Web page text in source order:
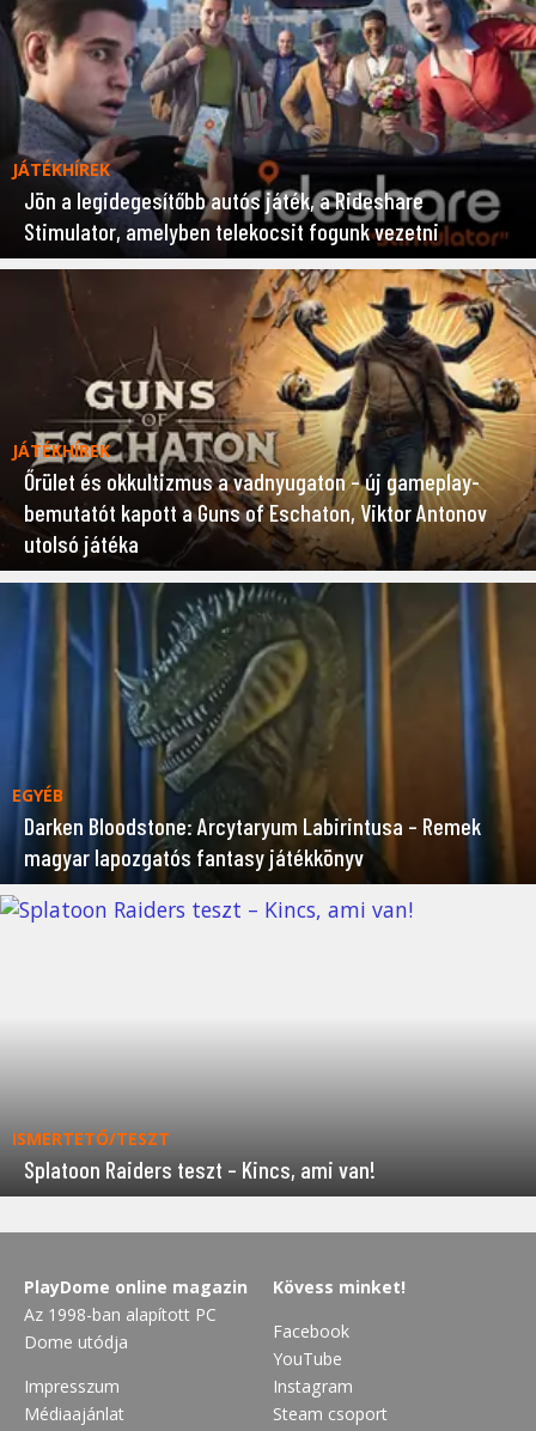
JÁTÉKHÍREK
Jön a legidegesítőbb autós játék, a Rideshare
Stimulator, amelyben telekocsit fogunk vezetni
JÁTÉKHÍREK
Őrület és okkultizmus a vadnyugaton – új gameplay-
bemutatót kapott a Guns of Eschaton, Viktor Antonov
utolsó játéka
EGYÉB
Darken Bloodstone: Arcytaryum Labirintusa – Remek
magyar lapozgatós fantasy játékkönyv
ISMERTETŐ/TESZT
Splatoon Raiders teszt – Kincs, ami van!
PlayDome online magazin
Az 1998-ban alapított PC
Dome utódja
Impresszum
Médiaajánlat
Kövess minket!
Facebook
YouTube
Instagram
Steam csoport